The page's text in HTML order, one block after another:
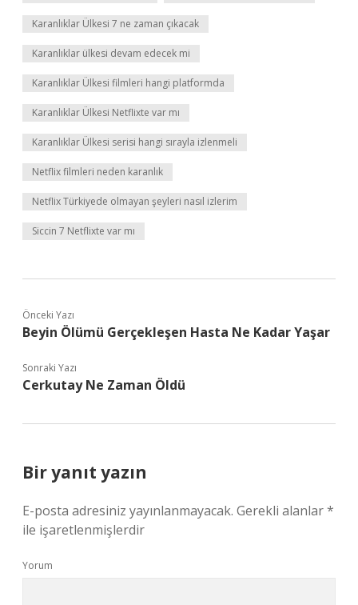
Karanlıklar Ülkesi 7 ne zaman çıkacak
Karanlıklar ülkesi devam edecek mi
Karanlıklar Ülkesi filmleri hangi platformda
Karanlıklar Ülkesi Netflixte var mı
Karanlıklar Ülkesi serisi hangi sırayla izlenmeli
Netflix filmleri neden karanlık
Netflix Türkiyede olmayan şeyleri nasıl izlerim
Siccin 7 Netflixte var mı
Önceki Yazı
Beyin Ölümü Gerçekleşen Hasta Ne Kadar Yaşar
Sonraki Yazı
Cerkutay Ne Zaman Öldü
Bir yanıt yazın
E-posta adresiniz yayınlanmayacak. Gerekli alanlar*
ile işaretlenmişlerdir
Yorum